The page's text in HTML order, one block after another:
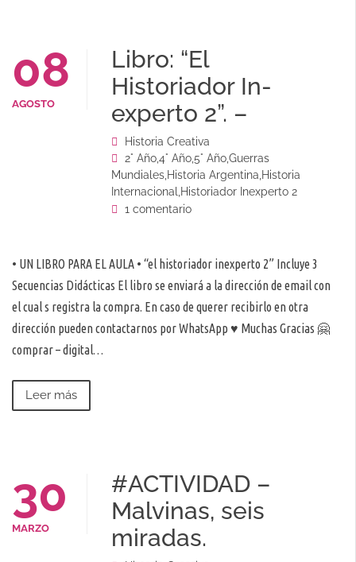
08
AGOSTO
Libro: “El
Historiador In-
experto 2”. –
Historia Creativa
2° Año,4° Año,5° Año,Guerras
Mundiales,Historia Argentina,Historia
Internacional,Historiador Inexperto 2
1 comentario
• UN LIBRO PARA EL AULA • “el historiador inexperto 2” Incluye 3
Secuencias Didácticas El libro se enviará a la dirección de email con
el cual s registra la compra. En caso de querer recibirlo en otra
dirección pueden contactarnos por WhatsApp ♥️ Muchas Gracias 🤗
comprar – digital…
Leer más
30
MARZO
#ACTIVIDAD –
Malvinas, seis
miradas.